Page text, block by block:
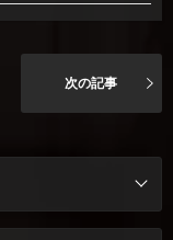
次の記事